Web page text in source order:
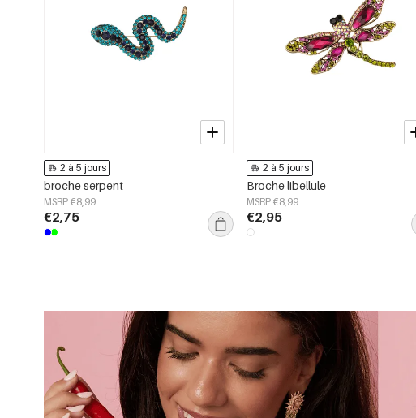
2 à 5 jours
broche serpent
MSRP €8,99
€2,75
2 à 5 jours
Broche libellule
MSRP €8,99
€2,95